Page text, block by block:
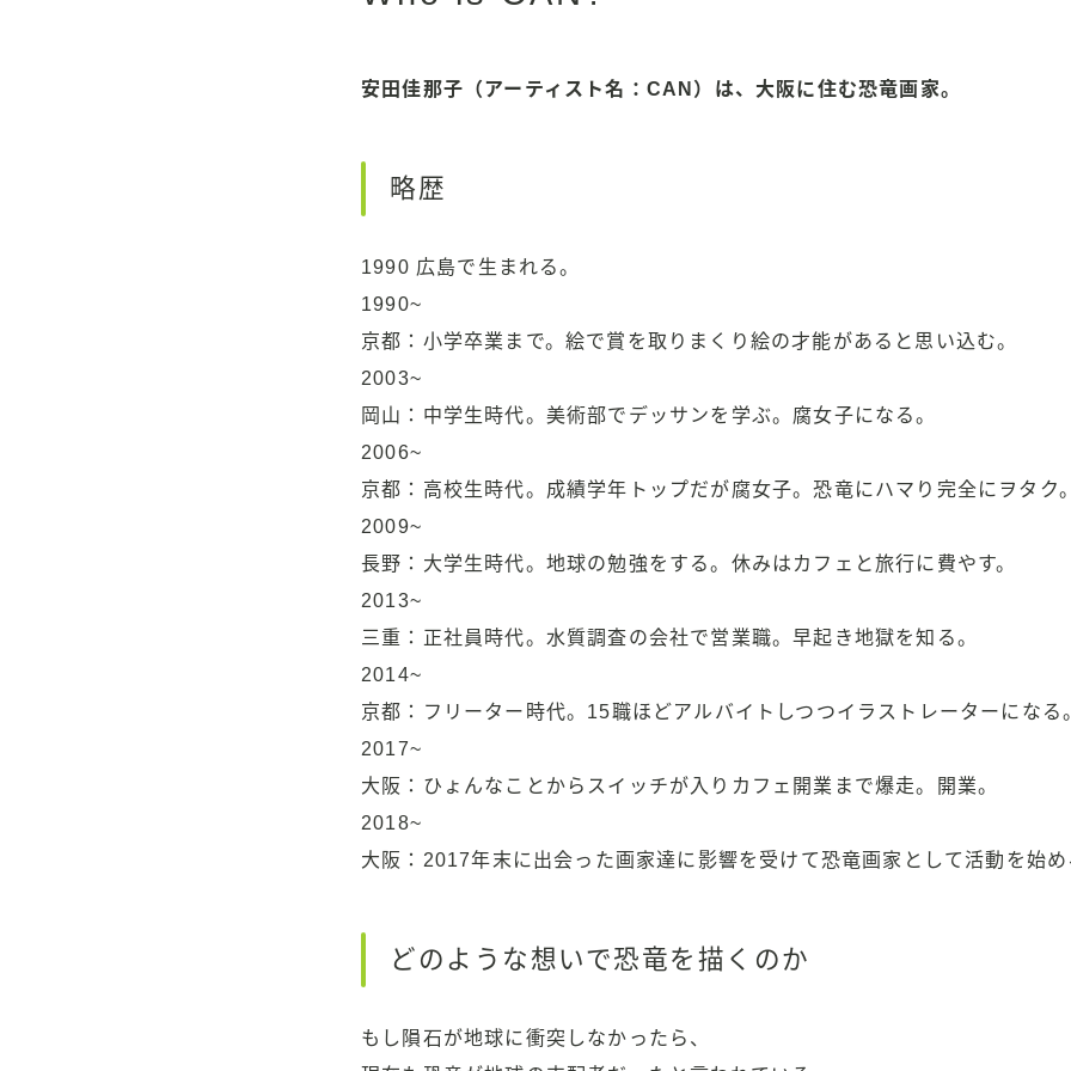
安田佳那子（アーティスト名：CAN）は、大阪に住む恐竜画家。
略歴
1990 広島で生まれる。
1990~
京都：小学卒業まで。絵で賞を取りまくり絵の才能があると思い込む。
2003~
岡山：中学生時代。美術部でデッサンを学ぶ。腐女子になる。
2006~
京都：高校生時代。成績学年トップだが腐女子。恐竜にハマり完全にヲタク
2009~
長野：大学生時代。地球の勉強をする。休みはカフェと旅行に費やす。
2013~
三重：正社員時代。水質調査の会社で営業職。早起き地獄を知る。
2014~
京都：フリーター時代。15職ほどアルバイトしつつイラストレーターになる
2017~
大阪：ひょんなことからスイッチが入りカフェ開業まで爆走。開業。
2018~
大阪：2017年末に出会った画家達に影響を受けて恐竜画家として活動を始
どのような想いで恐竜を描くのか
もし隕石が地球に衝突しなかったら、